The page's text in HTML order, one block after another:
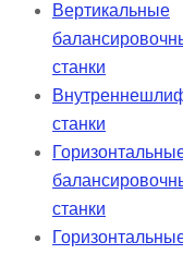
Вертикальные
станки
станки
станки